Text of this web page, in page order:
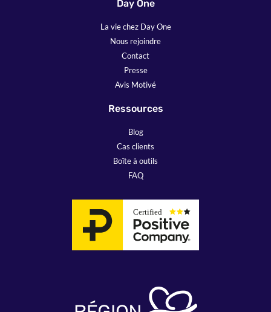
Day One
La vie chez Day One
Nous rejoindre
Contact
Presse
Avis Motivé
Ressources
Blog
Cas clients
Boîte à outils
FAQ